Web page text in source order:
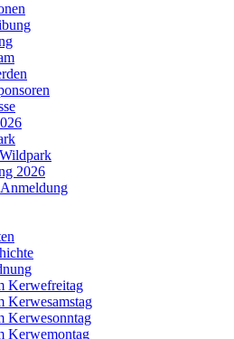
2026
Kerwefreitag
Kerwesamstag
Kerwesonntag
Kerwemontag